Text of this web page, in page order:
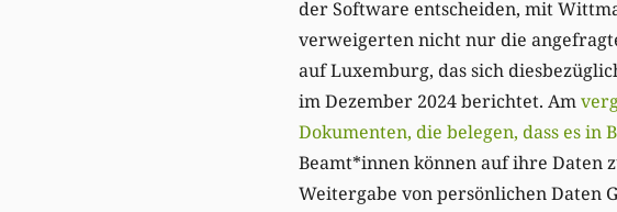
der Software entscheiden, mit
verweigerten nicht nur die
auf Luxemburg, das sich
im Dezember 2024 berichtet. Am
Dokumenten, die belegen, dass es
Beamt*innen können auf ihre Daten
Weitergabe von persönlichen Daten